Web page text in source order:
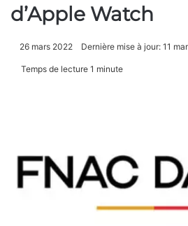
d’Apple Watch
26 mars 2022 Dernière mise à jour: 11
Temps de lecture 1 minute